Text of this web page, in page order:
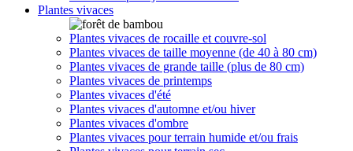
Plantes vivaces
Plantes vivaces de rocaille et couvre-sol
Plantes vivaces de taille moyenne (de 40 à 80 cm)
Plantes vivaces de grande taille (plus de 80 cm)
Plantes vivaces de printemps
Plantes vivaces d'été
Plantes vivaces d'automne et/ou hiver
Plantes vivaces d'ombre
Plantes vivaces pour terrain humide et/ou frais